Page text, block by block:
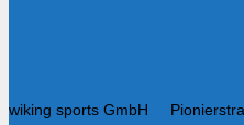
wiking sports GmbH